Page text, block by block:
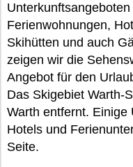
Ferienwohnungen,
Skihütten und auch
zeigen wir die
Angebot für den
Das Skigebiet Warth-
Warth entfernt. Einige
Hotels und
Seite.